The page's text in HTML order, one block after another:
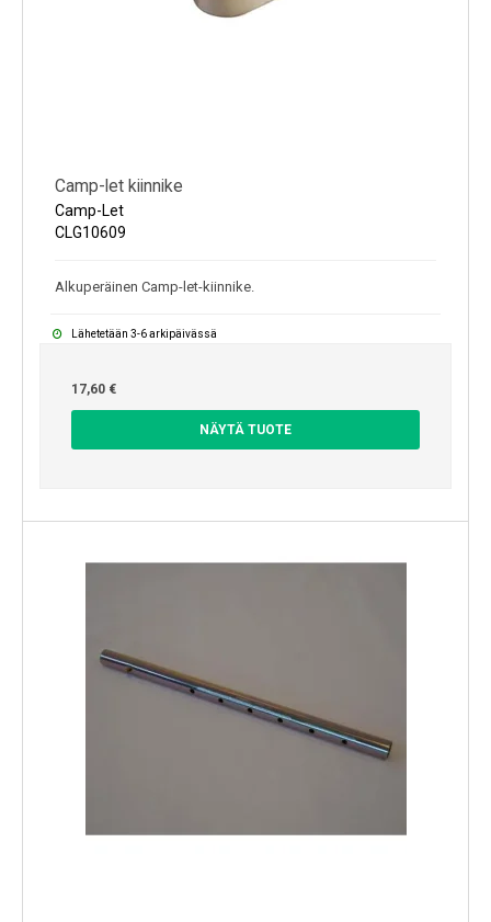
Camp-let kiinnike
Camp-Let
CLG10609
Alkuperäinen Camp-let-kiinnike.
Lähetetään 3-6 arkipäivässä
17,60 €
NÄYTÄ TUOTE